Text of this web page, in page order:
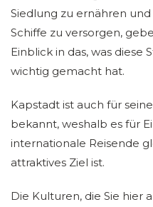
Siedlung zu ernähren
Schiffe zu versorgen,
Einblick in das, was diese
wichtig gemacht hat.
Kapstadt ist auch für
bekannt, weshalb es für
internationale Reisende
attraktives Ziel ist.
Die Kulturen, die Sie hier